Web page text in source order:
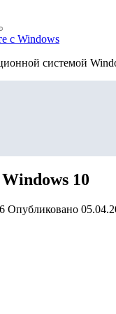
с Windows
системой
10
Опубликовано